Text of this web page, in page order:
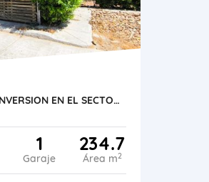
VENTA DE CASA PARA INVERSION EN EL SECTOR DE TEJARES DEL LIBERTADOR
1
Garaje
234.7
Área m2